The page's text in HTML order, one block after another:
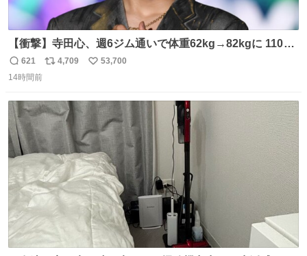
【衝撃】寺田心、週6ジム通いで体重62kg→82kgに 110kg
のベンチプレス持ち上げる姿披露
news.livedoor.com/article/detail… 元々自重のみだった
のためおにぎり10個、ゼリー飲料3～4本、パスタと毎日4
千kcalオーバーの食事を摂取し、増量したという。
返
信
621
リ
ト
4,709
い
53,700
14時間前